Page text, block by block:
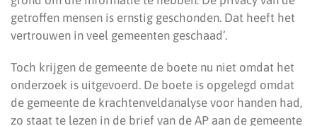
getroffen mensen is ernstig geschonden. Dat heeft het
vertrouwen in veel gemeenten geschaad’.
Toch krijgen de gemeente de boete nu niet omdat het
onderzoek is uitgevoerd. De boete is opgelegd omdat
de gemeente de krachtenveldanalyse voor handen had,
zo staat te lezen in de brief van de AP aan de gemeente